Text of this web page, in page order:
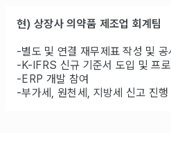
현) 상장사 의약품 제조업 회계팀
-별도 및 연결 재무제표 작성 및
-K-IFRS 신규 기준서 도입 및 프
-ERP 개발 참여
-부가세, 원천세, 지방세 신고 진